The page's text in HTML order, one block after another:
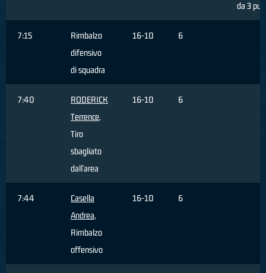
da 3
7:15
Rimbalzo
difensivo
di squadra
16-10 6
7:40
RODERICK
Terrence,
Tiro
sbagliato
dall'area
16-10 6
7:44
Casella
Andrea,
Rimbalzo
offensivo
16-10 6